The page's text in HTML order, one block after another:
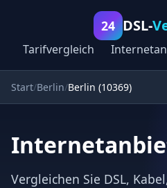
24 DSL-
Tarifvergleich
Start Berlin Berlin (10369)
Vergleichen Sie DSL,